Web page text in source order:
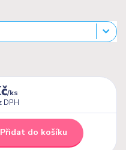
/ks
DPH
Přidat do košíku